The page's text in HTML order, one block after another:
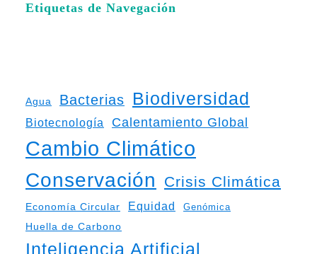
Etiquetas de Navegación
Agua Bacterias Biodiversidad
Biotecnología Calentamiento Global
Cambio Climático
Conservación Crisis Climática
Economía Circular Equidad Genómica
Huella de Carbono
Inteligencia Artificial